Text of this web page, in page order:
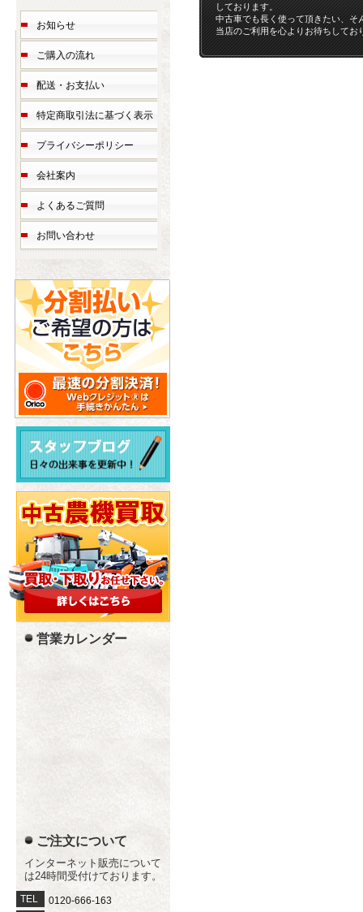
しております。
中古車でも長く使って頂きたい、そ
当店のご利用を心よりお待ちしてお
お知らせ
ご購入の流れ
配送・お支払い
特定商取引法に基づく表示
プライバシーポリシー
会社案内
よくあるご質問
お問い合わせ
営業カレンダー
ご注文について
インターネット販売について
は24時間受付けております。
TEL
0120-666-163